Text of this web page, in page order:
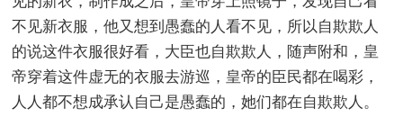
不见新衣服，他又想到愚蠢的人看不见，所以自欺欺人
的说这件衣服很好看，大臣也自欺欺人，随声附和，皇
帝穿着这件虚无的衣服去游巡，皇帝的臣民都在喝彩，
人人都不想成承认自己是愚蠢的，她们都在自欺欺人。